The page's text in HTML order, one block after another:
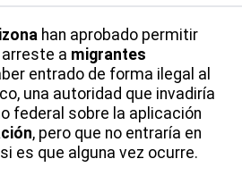
han aprobado permitir
arreste a migrantes
entrado de forma ilegal al
una autoridad que invadiría
federal sobre la aplicación
, pero que no entraría en
es que alguna vez ocurre.